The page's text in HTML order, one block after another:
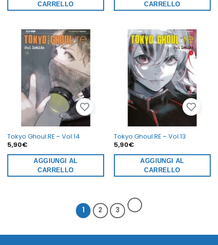
CARRELLO
CARRELLO
Tokyo Ghoul:RE – Vol.14
5,90€
AGGIUNGI AL
CARRELLO
Tokyo Ghoul:RE – Vol.13
5,90€
AGGIUNGI AL
CARRELLO
1 2 3